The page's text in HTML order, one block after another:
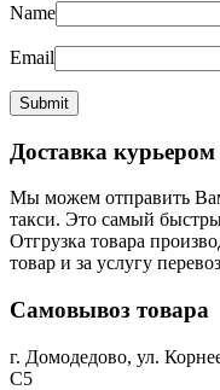
Name
Email
Доставка курьером
Мы можем отправить
такси. Это самый
Отгрузка товара
товар и за услугу
Самовывоз товара
г. Домодедово, ул.
С5